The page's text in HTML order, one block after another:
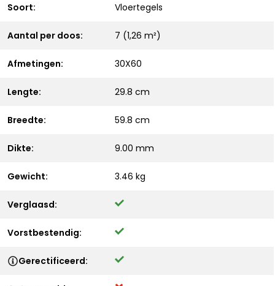
Soort: Vloertegels
Aantal per doos: 7 (1,26 m²)
Afmetingen: 30X60
Lengte: 29.8 cm
Breedte: 59.8 cm
Dikte: 9.00 mm
Gewicht: 3.46 kg
Verglaasd:
Vorstbestendig:
Gerectificeerd: